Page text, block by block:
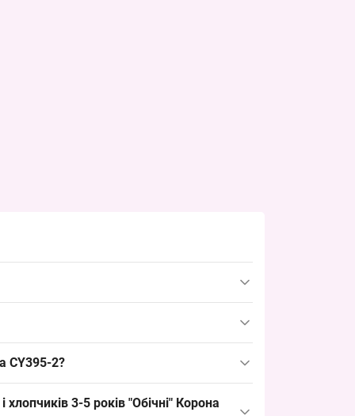
CY395-2?
3-5 років "Обічні" Корона